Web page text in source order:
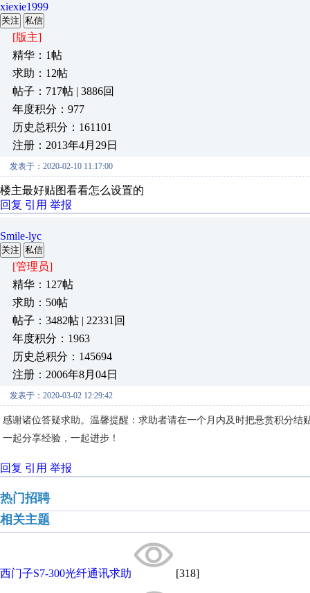
xiexie1999
关注 私信
[版主]
精华：1帖
求助：12帖
帖子：717帖 | 3886回
年度积分：977
历史总积分：161101
注册：2013年4月29日
发表于：2020-02-10 11:17:00
楼主最好贴图看看怎么设置的
回复 引用 举报
Smile-lyc
关注 私信
[管理员]
精华：127帖
求助：50帖
帖子：3482帖 | 22331回
年度积分：1963
历史总积分：145694
注册：2006年8月04日
发表于：2020-03-02 12:29:42
感谢诸位答疑求助。温馨提醒：求助者请在一个月内及时把悬赏积分
一起分享经验，一起进步！
回复 引用 举报
热门招聘
相关主题
西门子S7-300光纤通讯求助 [318]